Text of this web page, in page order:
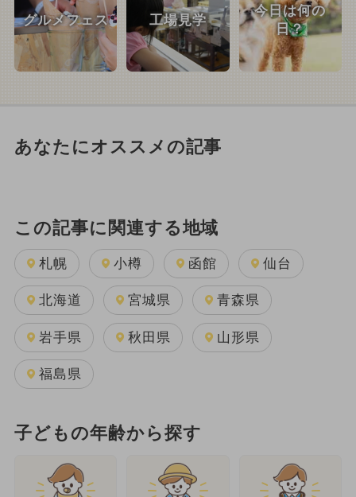
グルメフェス 工場見学
今日は何の
日？
あなたにオススメの記事
この記事に関連する地域
札幌 小樽 函館 仙台
北海道 宮城県 青森県
岩手県 秋田県 山形県
福島県
子どもの年齢から探す